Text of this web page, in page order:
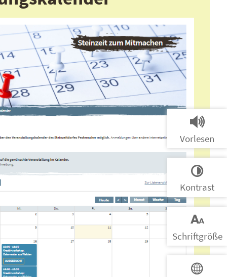
Vorlesen
Kontrast
Schrift­größe